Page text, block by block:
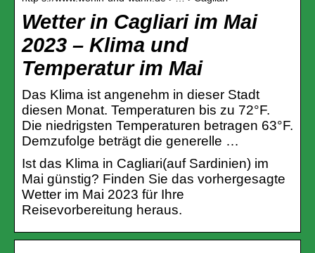
Wetter in Cagliari im Mai
2023 – Klima und
Temperatur im Mai
Das Klima ist angenehm in dieser Stadt
diesen Monat. Temperaturen bis zu 72°F.
Die niedrigsten Temperaturen betragen 63°F.
Demzufolge beträgt die generelle …
Ist das Klima in Cagliari(auf Sardinien) im
Mai günstig? Finden Sie das vorhergesagte
Wetter im Mai 2023 für Ihre
Reisevorbereitung heraus.